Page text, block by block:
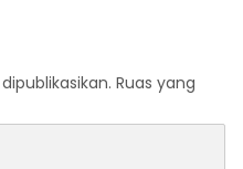
Ruas yang